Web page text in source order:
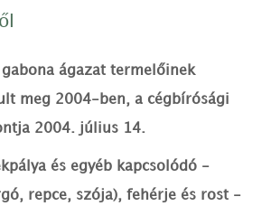
ágazat termelőinek
meg 2004-ben, a cégbírósági
2004. július 14.
és egyéb kapcsolódó -
repce, szója), fehérje és rost -